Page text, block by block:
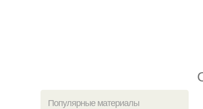
Популярные материалы